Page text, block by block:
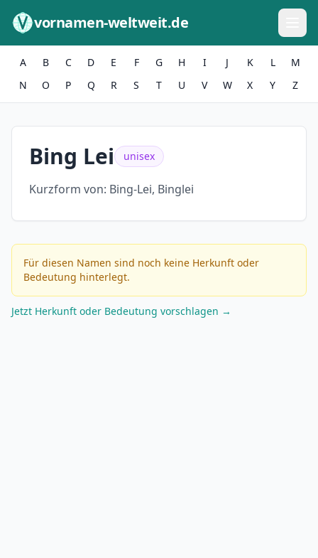
vornamen-weltweit.de
A B C D E F G H I J K L
M
N
O P Q R S T U V W X Y Z
Bing Lei unisex
Kurzform von: Bing-Lei, Binglei
Für diesen Namen sind noch keine Herkunft oder
Bedeutung hinterlegt.
Jetzt Herkunft oder Bedeutung vorschlagen →